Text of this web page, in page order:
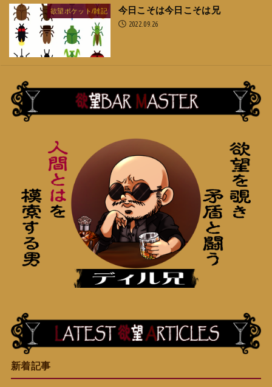
欲望ポケット/雑記 今日こそは今日こそは兄
2022.09.26
新着記事